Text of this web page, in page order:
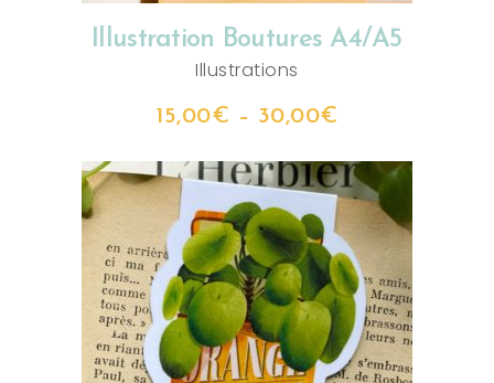
Illustration Boutures A4/A5
Illustrations
15,00€ – 30,00€
AJOUTER AU PANIER